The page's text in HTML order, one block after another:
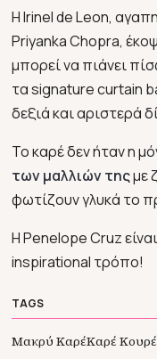
Η Irinel de Leon,
Priyanka Chopra,
μπορεί να πιάνει
τα signature curtain
δεξιά και αριστερά
Το καρέ δεν ήταν η
των μαλλιών τηςμε
φωτίζουν γλυκά το
Η Penelope Cruz
inspirational τρόπο!
TAGS
Μακρύ ΚαρέΚαρέ